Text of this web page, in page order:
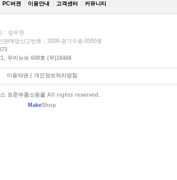
PC버젼 이용안내 고객센터 커뮤니티
: 장우천
판매업신고번호 : 2009-경기수원-0550호
우미뉴브 608호 (우)18468
이용약관| 개인정보처리방침
표준부품쇼핑몰 All rights reserved.
MakeShop